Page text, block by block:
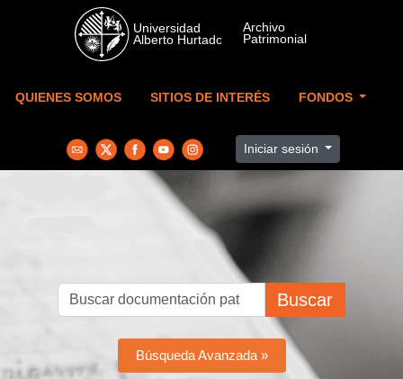
Skip to main content
QUIENES SOMOS SITIOS DE INTERÉS FONDOS
Iniciar sesión
Buscar
Búsqueda Avanzada »